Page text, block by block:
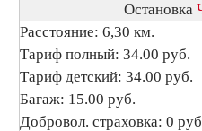
Остановка
Расстояние: 6,30 км.
Тариф полный: 34.00 руб.
Тариф детский: 34.00 руб.
Багаж: 15.00 руб.
Добровол. страховка: 0